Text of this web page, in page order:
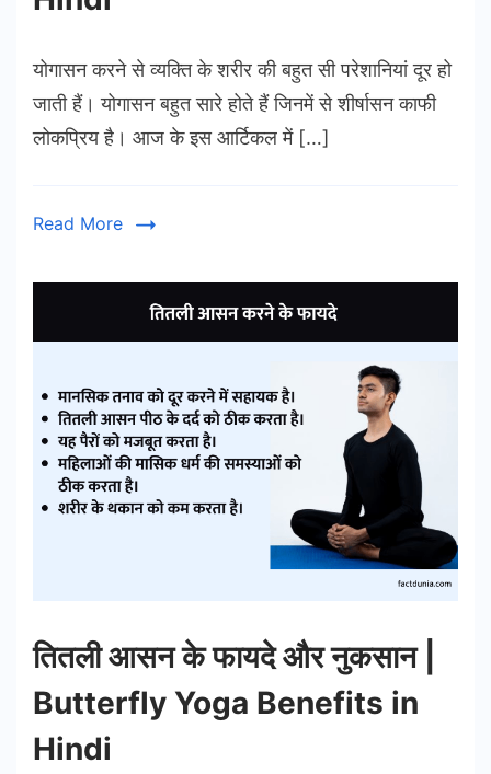
योगासन करने से व्यक्ति के शरीर की बहुत सी परेशानियां दूर हो
जाती हैं। योगासन बहुत सारे होते हैं जिनमें से शीर्षासन काफी
लोकप्रिय है। आज के इस आर्टिकल में […]
Read More
तितली आसन के फायदे और नुकसान |
Butterfly Yoga Benefits in
Hindi